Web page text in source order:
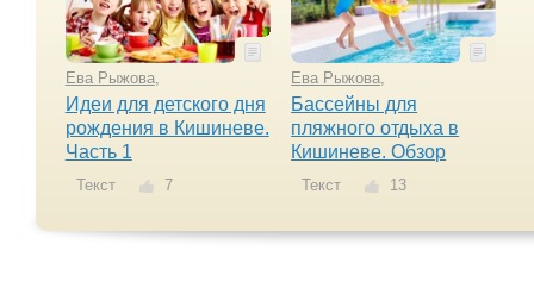
Ева Рыжова,
Идеи для детского дня
рождения в Кишиневе.
Часть 1
Текст 7
Ева Рыжова,
Бассейны для
пляжного отдыха в
Кишиневе. Обзор
Текст 13